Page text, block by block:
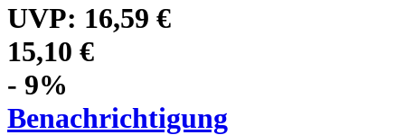
UVP: 16,59 €
15,10 €
- 9%
Benachrichtigung